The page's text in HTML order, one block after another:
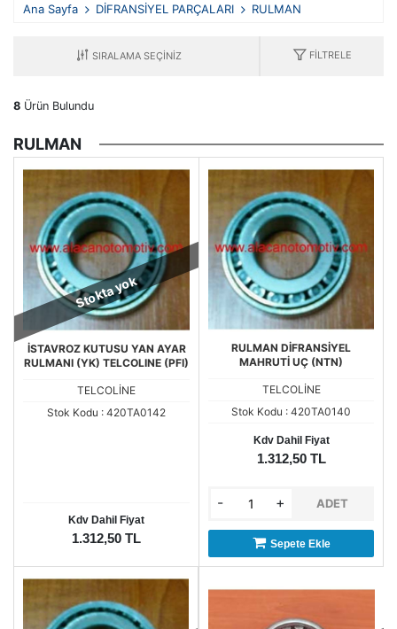
Ana Sayfa DİFRANSİYEL PARÇALARI RULMAN
FILTRELE
8 Ürün Bulundu
RULMAN
Stokta yok
İSTAVROZ KUTUSU YAN AYAR
RULMANI (YK) TELCOLINE (PFI)
TELCOLİNE
Stok Kodu : 420TA0142
Kdv Dahil Fiyat
1.312,50 TL
RULMAN DİFRANSİYEL
MAHRUTİ UÇ (NTN)
TELCOLİNE
Stok Kodu : 420TA0140
Kdv Dahil Fiyat
1.312,50 TL
- + ADET
Sepete Ekle